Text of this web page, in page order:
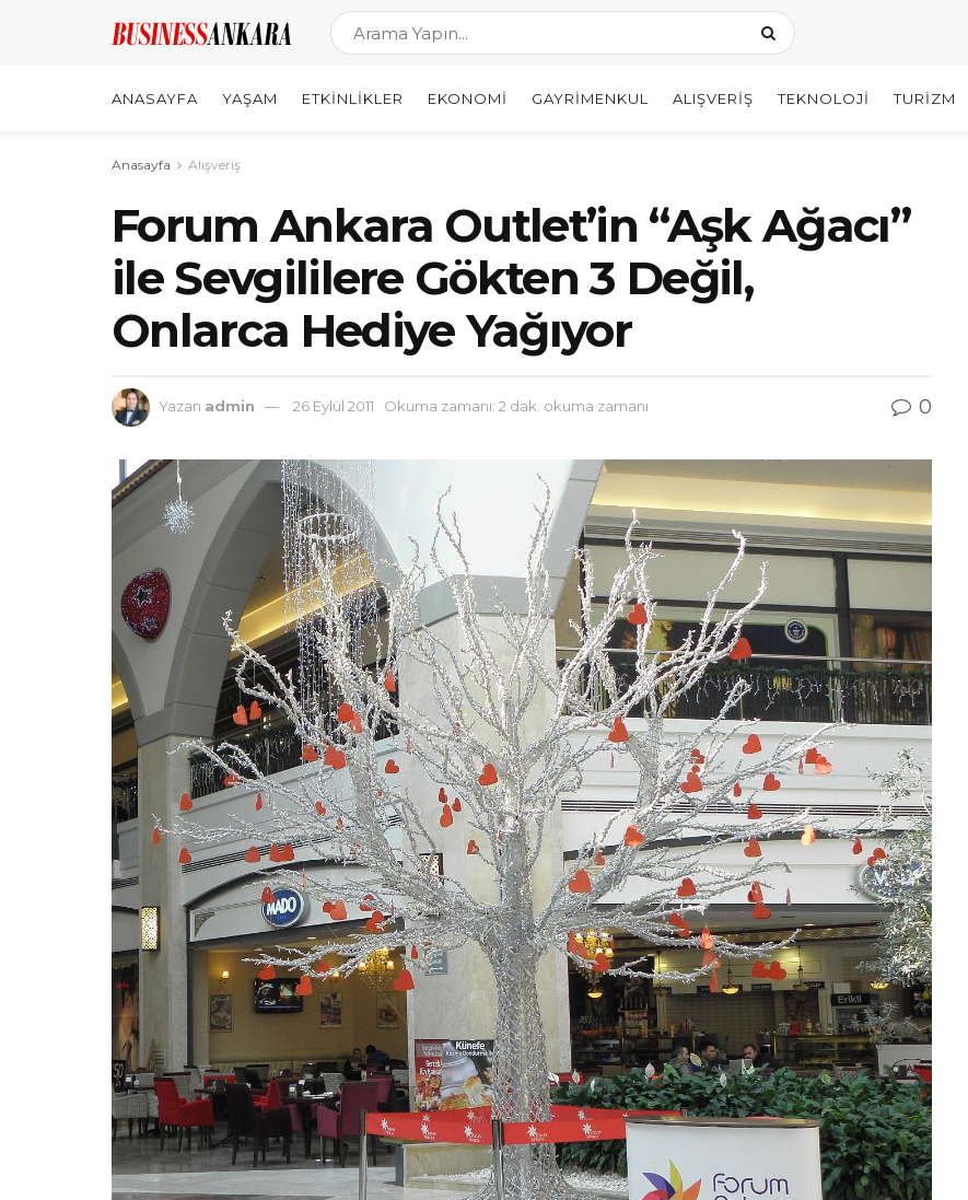
ANASAYFA YAŞAM ETKINLIKLER EKONOMI GAYRIMENKUL ALIŞVERIŞ TEKNOLOJI TURIZM
Anasayfa Alışveriş
Forum Ankara Outlet’in “Aşk Ağacı”
ile Sevgililere Gökten 3 Değil,
Onlarca Hediye Yağıyor
Yazan admin 26 Eylül 2011 Okuma zamanı: 2 dak. okuma zamanı 0